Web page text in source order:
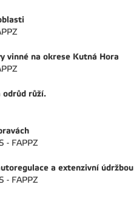
vinné na okrese Kutná Hora
odrůd růží.
- FAPPZ
a extenzivní údržbou
- FAPPZ